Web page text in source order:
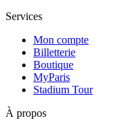
Services
Mon compte
Billetterie
Boutique
MyParis
Stadium Tour
À propos